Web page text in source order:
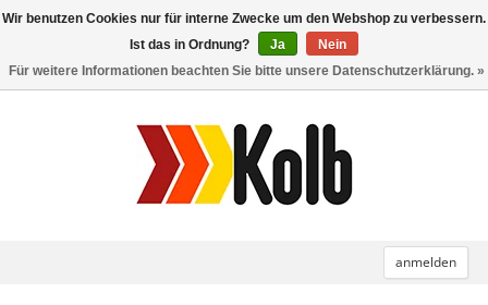
anmelden
Toggle
Wir benutzen Cookies nur für interne Zwecke um den Webshop zu verbessern.
Ist das in Ordnung?
Ja
Nein
Für weitere Informationen beachten Sie bitte unsere Datenschutzerklärung. »